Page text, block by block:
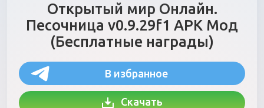
Открытый мир Онлайн.
Песочница v0.9.29f1 APK Мод
(Бесплатные награды)
В избранное
Скачать